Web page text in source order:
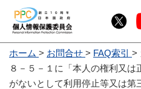
ホーム お問合せ FAQ索引
８－５－１に「本人の権利又
がないとして利用停止等又は第